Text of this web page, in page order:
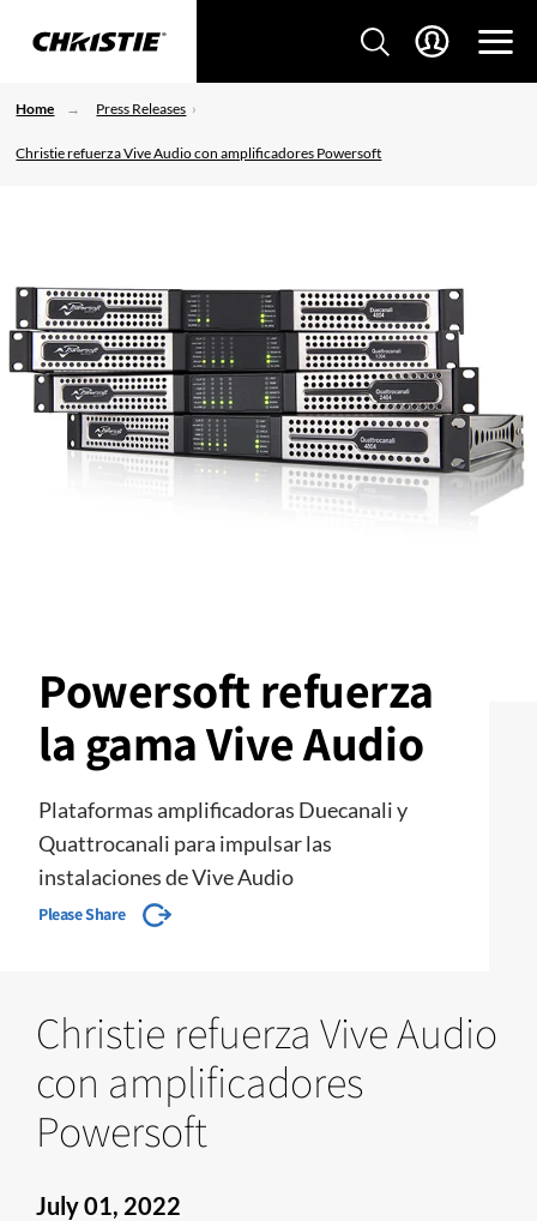
Home Press Releases
Christie refuerza Vive Audio con amplificadores Powersoft
Powersoft refuerza
la gama Vive Audio
Plataformas amplificadoras Duecanali y
Quattrocanali para impulsar las
instalaciones de Vive Audio
Please Share
Christie refuerza Vive Audio
con amplificadores
Powersoft
July 01, 2022